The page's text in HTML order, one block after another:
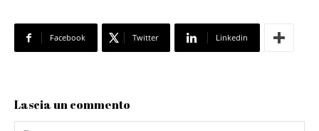
Facebook Twitter Linkedin
Lascia un commento